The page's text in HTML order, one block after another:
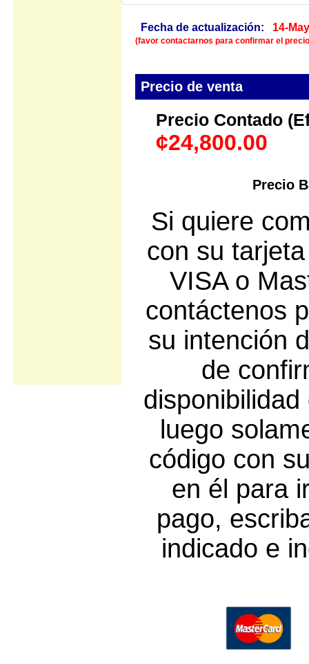
Fecha de actualización: 14-
(favor contactarnos para confirmar el
Precio de venta
Precio Contado
¢24,800.00
Precio
Si quiere
con su
VISA o
contáctenos
su intención
de
luego
código con
en él para
pago,
indicado e